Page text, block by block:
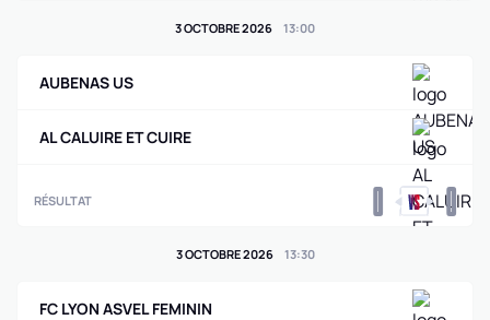
3 OCTOBRE 2026 13:00
AUBENAS US
AL CALUIRE ET CUIRE
RÉSULTAT 0 0
3 OCTOBRE 2026 13:30
FC LYON ASVEL FEMININ